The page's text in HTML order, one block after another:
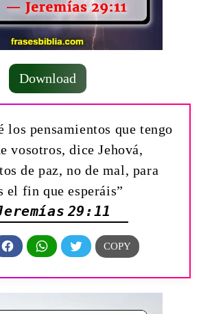
Download
los pensamientos que tengo
vosotros, dice Jehová,
de paz, no de mal, para
el fin que esperáis”
29:11